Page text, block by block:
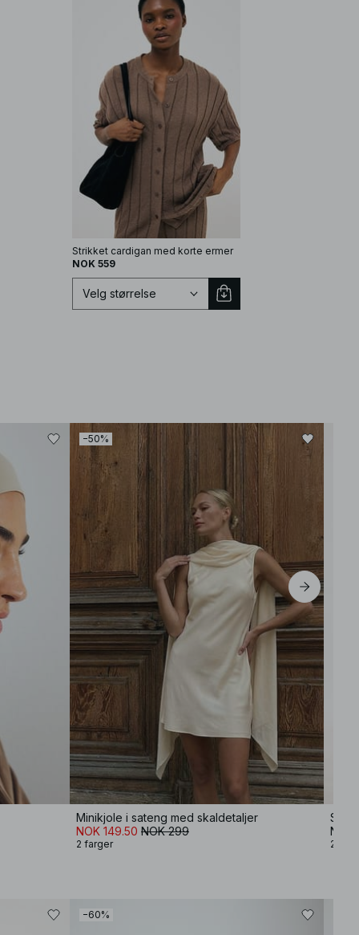
Strikket cardigan med korte ermer
NOK 559
XS
L
Velg størrelse
−50%
Minikjole i sateng med skaldetaljer
NOK 149.50 NOK 299
2 farger
NOK
2
−60%